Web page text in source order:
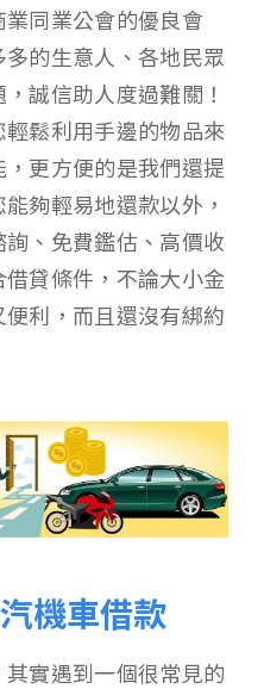
同業公會的優良會
的生意人、各地民眾
誠信助人度過難關！
鬆利用手邊的物品來
更方便的是我們還提
夠輕易地還款以外，
、免費鑑估、高價收
貸條件，不論大小金
利，而且還沒有綁約
機車借款
實遇到一個很常見的